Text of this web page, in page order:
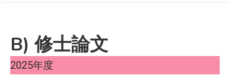
B) 修士論文
2025年度